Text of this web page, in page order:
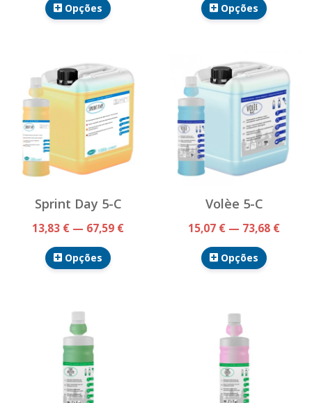
Opções Opções
Sprint Day 5-C
13,83 € — 67,59 €
Opções
Volèe 5-C
15,07 € — 73,68 €
Opções